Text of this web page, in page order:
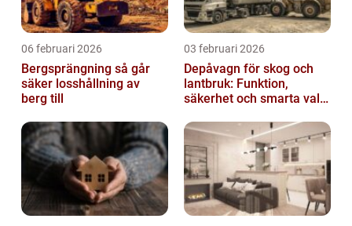
06 februari 2026
Bergsprängning så går
säker losshållning av
berg till
03 februari 2026
Depåvagn för skog och
lantbruk: Funktion,
säkerhet och smarta val